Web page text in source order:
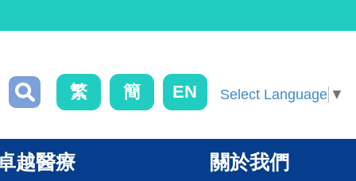
繁 簡 EN Select Language ▼
越醫療 關於我們